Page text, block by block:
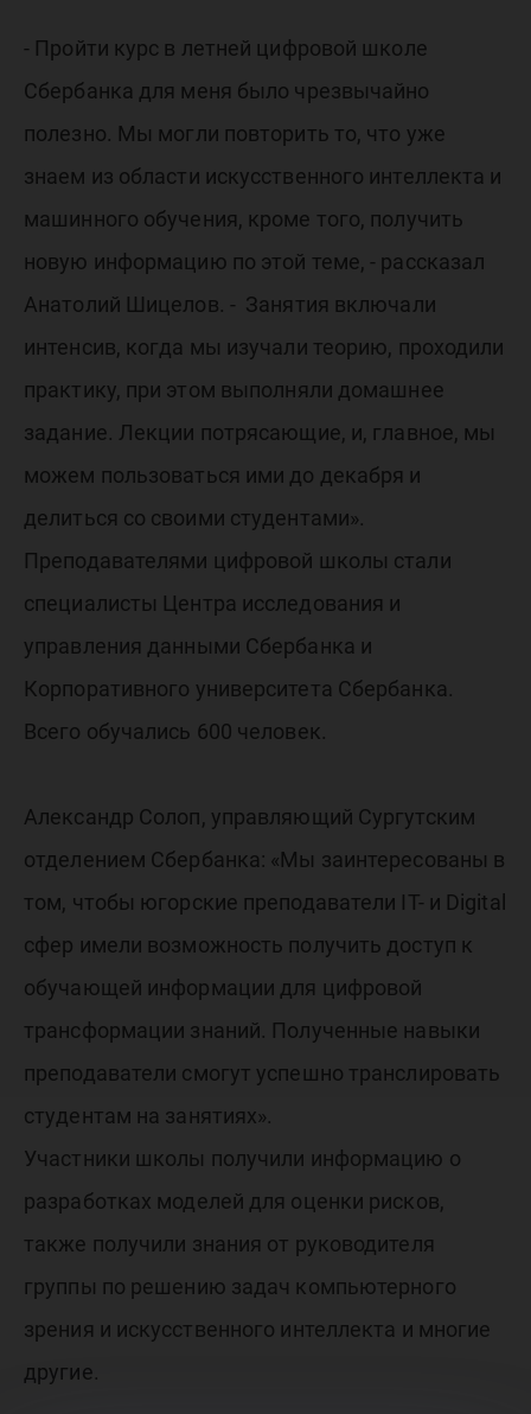
- Пройти курс в летней цифровой школе
Сбербанка для меня было чрезвычайно
полезно. Мы могли повторить то, что уже
знаем из области искусственного интеллекта и
машинного обучения, кроме того, получить
новую информацию по этой теме, - рассказал
Анатолий Шицелов. - Занятия включали
интенсив, когда мы изучали теорию, проходили
практику, при этом выполняли домашнее
задание. Лекции потрясающие, и, главное, мы
можем пользоваться ими до декабря и
делиться со своими студентами».
Преподавателями цифровой школы стали
специалисты Центра исследования и
управления данными Сбербанка и
Корпоративного университета Сбербанка.
Всего обучались 600 человек.
Александр Солоп, управляющий Сургутским
отделением Сбербанка: «Мы заинтересованы в
том, чтобы югорские преподаватели IT- и Digital
сфер имели возможность получить доступ к
обучающей информации для цифровой
трансформации знаний. Полученные навыки
преподаватели смогут успешно транслировать
студентам на занятиях».
Участники школы получили информацию о
разработках моделей для оценки рисков,
также получили знания от руководителя
группы по решению задач компьютерного
зрения и искусственного интеллекта и многие
другие.